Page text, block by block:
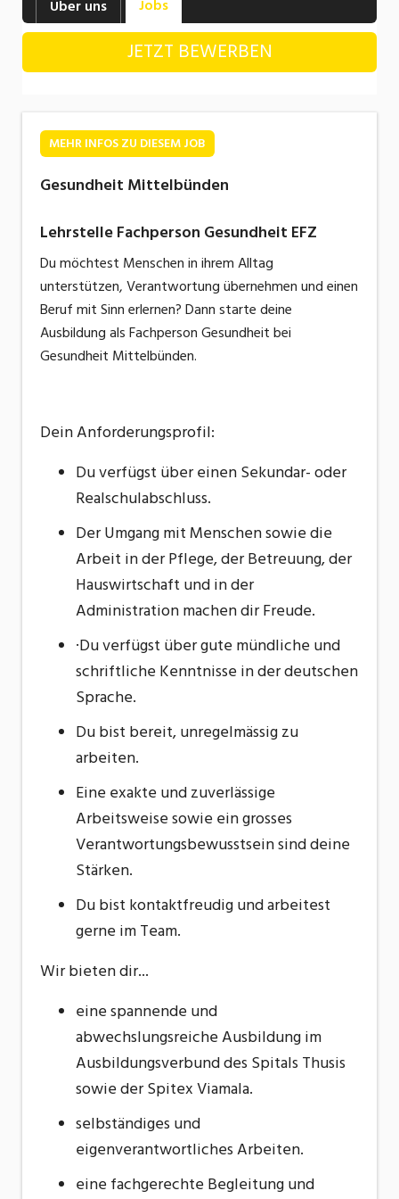
Industrie, Maschinenbau, Anlagenbau,
Produktion
Informatik, Telekommunikation
Körperpflege, Wellness
Marketing, Kommunikation, Medien, Druck
Medizin, Gesundheitswesen, Pflege
Sicherheit, Rettung, Polizei, Zoll
Verkauf, Handel, Kundenberatung,
Aussendienst
Über uns Jobs
JETZT BEWERBEN
MEHR INFOS ZU DIESEM JOB
Gesundheit Mittelbünden
Lehrstelle Fachperson Gesundheit EFZ
Du möchtest Menschen in ihrem Alltag
unterstützen, Verantwortung übernehmen und einen
Beruf mit Sinn erlernen? Dann starte deine
Ausbildung als Fachperson Gesundheit bei
Gesundheit Mittelbünden.
Dein Anforderungsprofil:
Du verfügst über einen Sekundar- oder
Realschulabschluss.
Der Umgang mit Menschen sowie die
Arbeit in der Pflege, der Betreuung, der
Hauswirtschaft und in der
Administration machen dir Freude.
·Du verfügst über gute mündliche und
schriftliche Kenntnisse in der deutschen
Sprache.
Du bist bereit, unregelmässig zu
arbeiten.
Eine exakte und zuverlässige
Arbeitsweise sowie ein grosses
Verantwortungsbewusstsein sind deine
Stärken.
Du bist kontaktfreudig und arbeitest
gerne im Team.
Wir bieten dir...
eine spannende und
abwechslungsreiche Ausbildung im
Ausbildungsverbund des Spitals Thusis
sowie der Spitex Viamala.
selbständiges und
eigenverantwortliches Arbeiten.
eine fachgerechte Begleitung und